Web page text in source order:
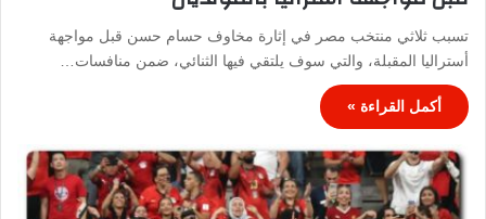
تسبب ثلاثي منتخب مصر في إثارة مخاوف حسام حسن قبل مواجهة
أستراليا المقبلة، والتي سوف يلتقي فيها الثنائي، ضمن منافسات…
أكمل القراءة »